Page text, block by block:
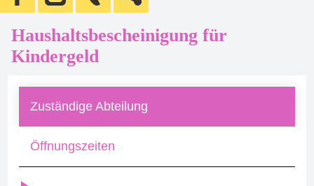
Haushaltsbescheinigung für
Kindergeld
Zuständige Abteilung
Öffnungszeiten